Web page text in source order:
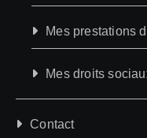
Mes prestations
Mes droits
Contact